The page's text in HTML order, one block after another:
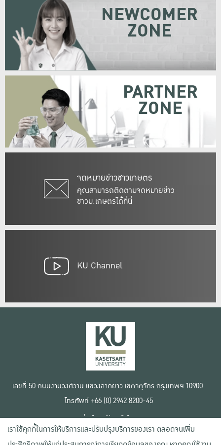
จดหมายข่าวชาวเกษตร
คุณสามารถติดตามจดหมายข่าว
ชาวม.เกษตรได้ที่นี่
NEWCOMER
ZONE
PARTNER
ZONE
KU Channel
เลขที่ 50 ถนนงามวงศ์วาน แขวงลาดยาว เขตจตุจักร กรุงเทพฯ 10900
โทรศัพท์ +66 (0) 2942 8200-45
เงื่อนไขการใช้งานเว็บไซต์
ข้อตกลงด้านสิทธิ์ใช้งาน
นโยบายความเป็นส่วนตัว
เราใช้คุกกี้ในการให้บริการและปรับปรุงบริการของเรา ตลอดจนเพิ่ม